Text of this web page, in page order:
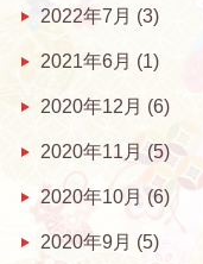
2022年7月 (3)
2021年6月 (1)
2020年12月 (6)
2020年11月 (5)
2020年10月 (6)
2020年9月 (5)